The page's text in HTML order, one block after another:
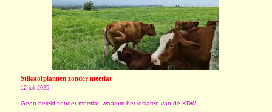
Stikstofplannen zonder meetlat
12 juli 2025
Geen beleid zonder meetlat: waarom het loslaten van de KDW…